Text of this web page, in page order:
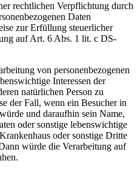
rechtlichen Verpflichtung durch
Daten
zur Erfüllung steuerlicher
auf Art. 6 Abs. 1 lit. c DS-
von personenbezogenen
Interessen der
natürlichen Person zu
der Fall, wenn ein Besucher in
und daraufhin sein Name,
oder sonstige lebenswichtige
oder sonstige Dritte
würde die Verarbeitung auf